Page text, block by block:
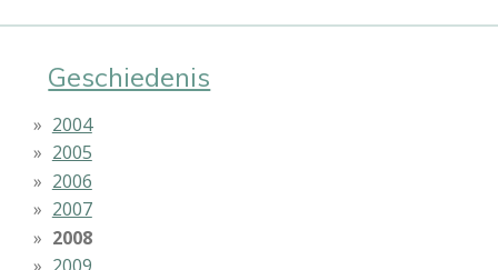
Geschiedenis
2004
2005
2006
2007
2008